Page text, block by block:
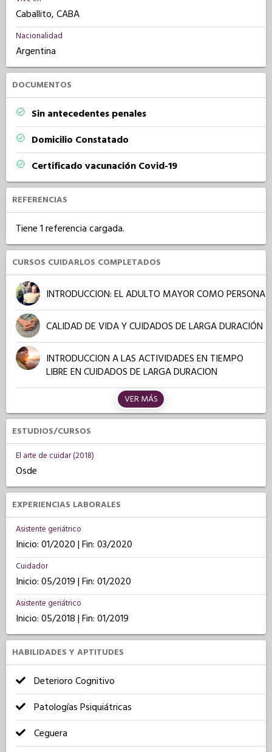
Caballito, CABA
Nacionalidad
Argentina
DOCUMENTOS
Sin antecedentes penales
Domicilio Constatado
Certificado vacunación Covid-19
REFERENCIAS
Tiene 1 referencia cargada.
CURSOS CUIDARLOS COMPLETADOS
INTRODUCCION: EL ADULTO MAYOR COMO PERSONA
CALIDAD DE VIDA Y CUIDADOS DE LARGA DURACIÓN
INTRODUCCION A LAS ACTIVIDADES EN TIEMPO
LIBRE EN CUIDADOS DE LARGA DURACION
VER MÁS
ESTUDIOS/CURSOS
El arte de cuidar (2018)
Osde
EXPERIENCIAS LABORALES
Asistente geriátrico
Inicio: 01/2020 | Fin: 03/2020
Cuidador
Inicio: 05/2019 | Fin: 01/2020
Asistente geriátrico
Inicio: 05/2018 | Fin: 01/2019
HABILIDADES Y APTITUDES
Deterioro Cognitivo
Patologías Psiquiátricas
Ceguera